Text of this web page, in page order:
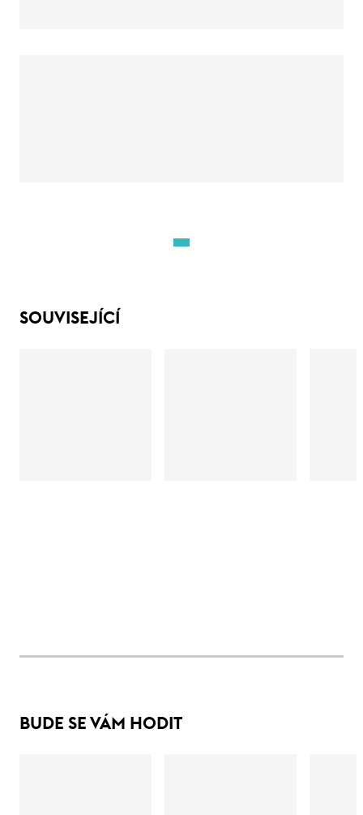
SOUVISEJÍCÍ
BUDE SE VÁM HODIT